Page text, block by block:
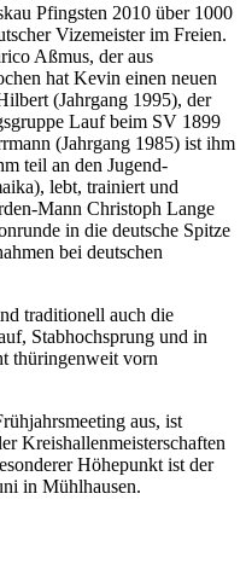
Pfingsten 2010 über 1000
Vizemeister im Freien.
Aßmus, der aus
hat Kevin einen neuen
(Jahrgang 1995), der
Lauf beim SV 1899
(Jahrgang 1985) ist ihm
teil an den Jugend-
lebt, trainiert und
Mann Christoph Lange
in die deutsche Spitze
bei deutschen
traditionell auch die
Stabhochsprung und in
thüringenweit vorn
aus, ist
Kreishallenmeisterschaften
Höhepunkt ist der
in Mühlhausen.